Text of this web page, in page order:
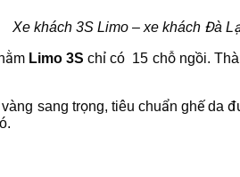
Xe khách 3S Limo – xe khách Đà
Limo 3S chỉ có 15 chỗ ngồi.
sang trọng, tiêu chuẩn ghế